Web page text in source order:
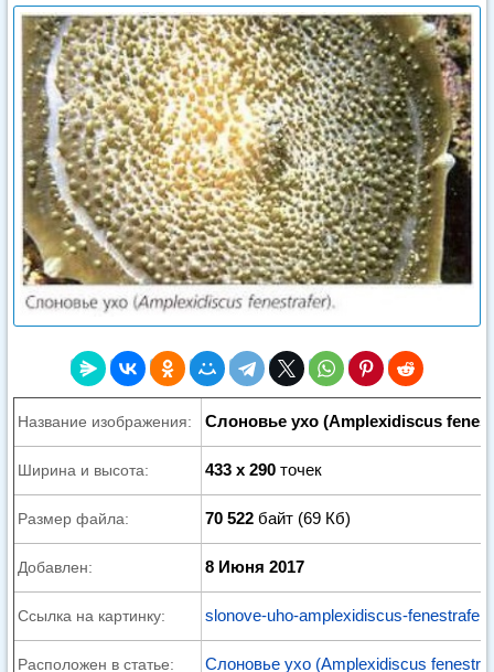
Название изображения: Слоновье ухо (Amplexidiscus
Ширина и высота: 433 x 290 точек
Размер файла: 70 522 байт (69 Кб)
Добавлен: 8 Июня 2017
Ссылка на картинку: slonove-uho-amplexidiscus-
Расположен в статье: Слоновье ухо (Amplexidiscus